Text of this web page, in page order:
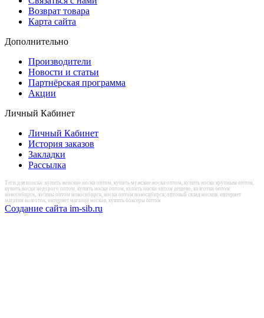
Возврат товара
Карта сайта
Дополнительно
Производители
Новости и статьи
Партнёрская программа
Акции
Личный Кабинет
Личный Кабинет
История заказов
Закладки
Рассылка
Теги для поиска: купить женские носки оптом, купить мужские носки оптом, купить носки крупным оптом,
купить носки недорого оптом, купить носки оптом, купить носки оптом дешево, колготки оптом
новосибирск, лосины оптом новосибирск, носки оптом новосибирск, оптовый склад носков, интернет
магазин колготок, интернет магазин носков, купить боксеры оптом
Создание сайта im-sib.ru